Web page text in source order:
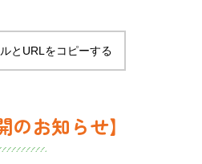
とURLをコピーする
のお知らせ】